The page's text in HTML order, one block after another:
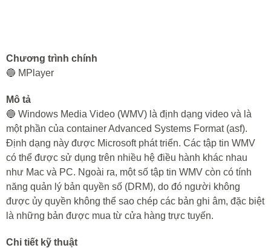
Chương trình chính
🔵 MPlayer
Mô tả
🔵 Windows Media Video (WMV) là định dạng video và là
một phần của container Advanced Systems Format (asf).
Định dạng này được Microsoft phát triển. Các tập tin WMV
có thể được sử dụng trên nhiều hệ điều hành khác nhau
như Mac và PC. Ngoài ra, một số tập tin WMV còn có tính
năng quản lý bản quyền số (DRM), do đó người không
được ủy quyền không thể sao chép các bản ghi âm, đặc biệt
là những bản được mua từ cửa hàng trực tuyến.
Chi tiết kỹ thuật